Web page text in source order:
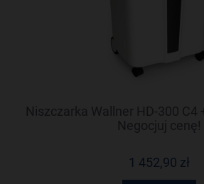
Niszczarka Wallner HD-300 C4
Negocjuj cenę!
1 452,90 zł